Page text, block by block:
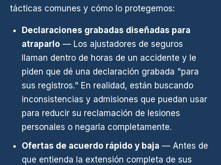
tácticas comunes y cómo lo protegemos:
Declaraciones grabadas diseñadas para
atraparlo — Los ajustadores de seguros
llaman dentro de horas de un accidente y le
piden que dé una declaración grabada "para
sus registros." En realidad, están buscando
inconsistencias y admisiones que puedan usar
para reducir su reclamación de lesiones
personales o negarla completamente.
Ofertas de acuerdo rápido y baja — Antes de
que entienda la extensión completa de sus